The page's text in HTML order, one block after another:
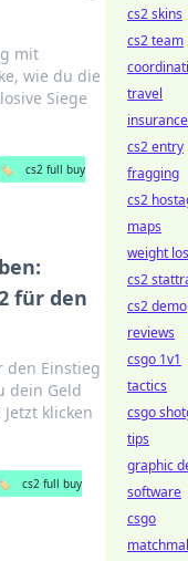
mit
wie du die
Siege
🏷️
cs2 full buy
für den
den Einstieg
dein Geld
klicken
cs2 full buy
cs2 skins
cs2 team
travel
insurance
cs2 entry
fragging
cs2
maps
weight
cs2
cs2 demo
reviews
csgo 1v1
tactics
csgo
tips
graphic
software
csgo